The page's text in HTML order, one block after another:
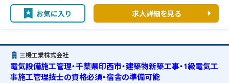
お気に入り 求人詳細を見る
三機工業株式会社
電気設備施工管理・千葉県印西市・建築物新築工事・1級電気工
事施工管理技士の資格必須・宿舎の準備可能